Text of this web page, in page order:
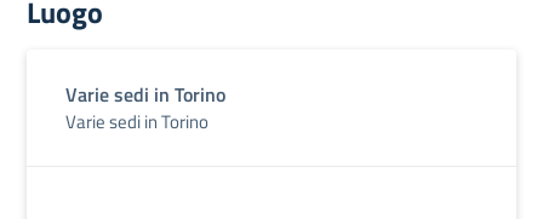
Luogo
Varie sedi in Torino
Varie sedi in Torino